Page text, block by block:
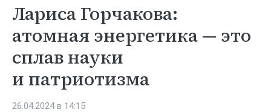
Лариса Горчакова:
атомная энергетика — это
сплав науки
и патриотизма
26.04.2024 в 14:15